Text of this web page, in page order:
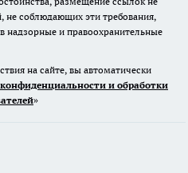
не соблюдающих эти требования,
надзорные и правоохранительные
на сайте, вы автоматически
и обработки
»